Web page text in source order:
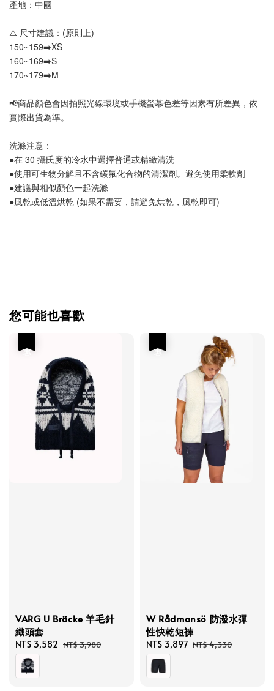
產地：中國
⚠️ 尺寸建議：(原則上)
150~159➡️XS
160~169➡️S
170~179➡️M
📢商品顏色會因拍照光線環境或手機螢幕色差等因素有所差異，依
實際出貨為準。
洗滌注意：
●在 30 攝氏度的冷水中選擇普通或精緻清洗
●使用可生物分解且不含碳氟化合物的清潔劑。避免使用柔軟劑
●建議與相似顏色一起洗滌
●風乾或低溫烘乾 (如果不需要，請避免烘乾，風乾即可)
您可能也喜歡
VARG U Bräcke 羊毛針
織頭套
Sale
price
NT$ 3,582 Regular
NT$ 3,980
W Rådmansö 防潑水彈
性快乾短褲
Sale
price
NT$ 3,897 Regular
NT$ 4,330